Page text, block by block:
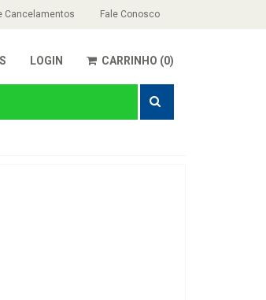
Cancelamentos Fale Conosco
LOGIN CARRINHO (0)